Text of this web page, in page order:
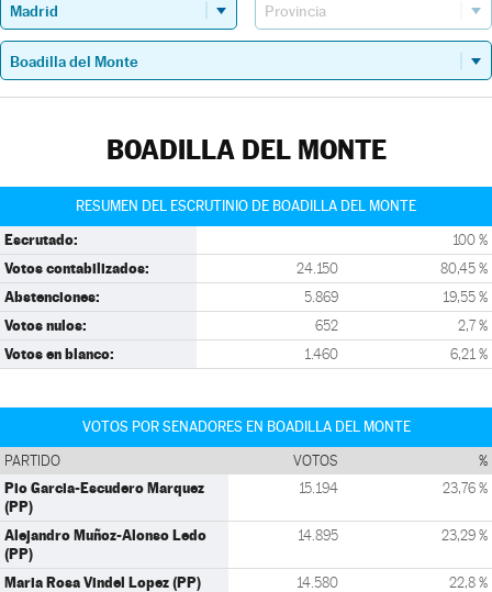
BOADILLA DEL MONTE
RESUMEN DEL ESCRUTINIO DE BOADILLA DEL MONTE
Escrutado: 100 %
Votos contabilizados: 24.150 80,45 %
Abstenciones: 5.869 19,55 %
Votos nulos: 652 2,7 %
Votos en blanco: 1.460 6,21 %
VOTOS POR SENADORES EN BOADILLA DEL MONTE
PARTIDO VOTOS %
Pio Garcia-Escudero Marquez
(PP)
15.194 23,76 %
Alejandro Muñoz-Alonso Ledo
(PP)
14.895 23,29 %
Maria Rosa Vindel Lopez (PP) 14.580 22,8 %